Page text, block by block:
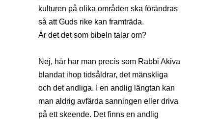
kulturen på olika områden ska förändras
så att Guds rike kan framträda.
Är det det som bibeln talar om?
Nej, här har man precis som Rabbi Akiva
blandat ihop tidsåldrar, det mänskliga
och det andliga. I en andlig längtan kan
man aldrig avfärda sanningen eller driva
på ett skeende. Det finns en andlig